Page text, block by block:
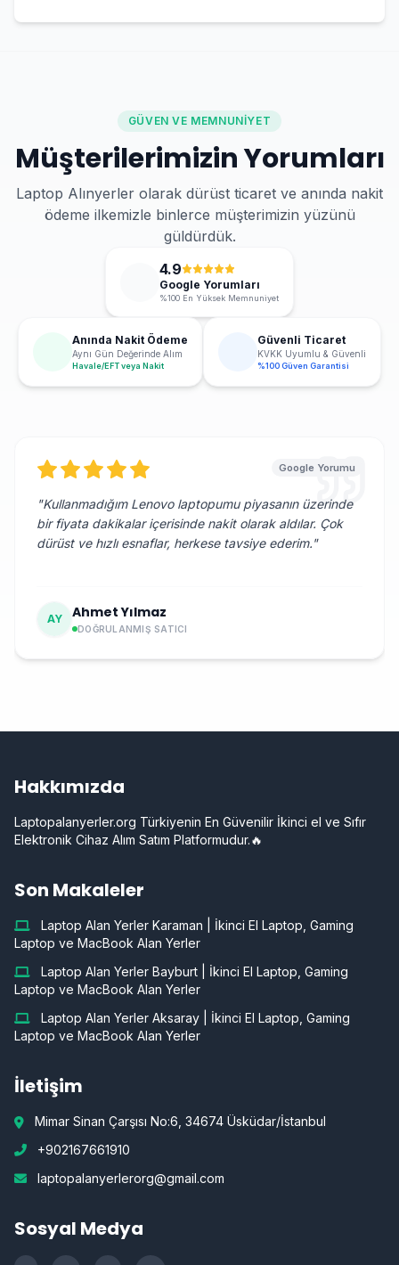
GÜVEN VE MEMNUNIYET
Müşterilerimizin Yorumları
Laptop Alınyerler olarak dürüst ticaret ve anında nakit
ödeme ilkemizle binlerce müşterimizin yüzünü
güldürdük.
4.9
Google Yorumları
%100 En Yüksek Memnuniyet
Anında Nakit Ödeme
Aynı Gün Değerinde Alım
Havale/EFT veya Nakit
Güvenli Ticaret
KVKK Uyumlu & Güvenli
%100 Güven Garantisi
Google Yorumu
"Kullanmadığım Lenovo laptopumu piyasanın üzerinde
bir fiyata dakikalar içerisinde nakit olarak aldılar. Çok
dürüst ve hızlı esnaflar, herkese tavsiye ederim."
AY Ahmet Yılmaz
DOĞRULANMIŞ SATICI
Hakkımızda
Laptopalanyerler.org Türkiyenin En Güvenilir İkinci el ve Sıfır
Elektronik Cihaz Alım Satım Platformudur.🔥
Son Makaleler
Laptop Alan Yerler Karaman | İkinci El Laptop, Gaming
Laptop ve MacBook Alan Yerler
Laptop Alan Yerler Bayburt | İkinci El Laptop, Gaming
Laptop ve MacBook Alan Yerler
Laptop Alan Yerler Aksaray | İkinci El Laptop, Gaming
Laptop ve MacBook Alan Yerler
İletişim
Mimar Sinan Çarşısı No:6, 34674 Üsküdar/İstanbul
+902167661910
laptopalanyerlerorg@gmail.com
Sosyal Medya